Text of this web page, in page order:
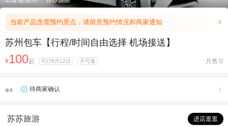
当前产品含需预约景点，请留意预约情况和商家通知 
苏州包车【行程/时间自由选择 机场接送】
¥100起 可订8月12日 不可退 月售:0
服务 待商家确认 
苏苏旅游 进店逛逛